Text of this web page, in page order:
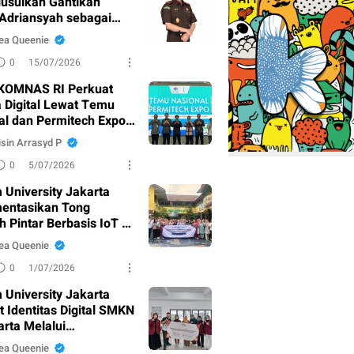
sebagai
Queenie
0 15/07/2026
RI Perkuat
Digital Lewat Temu
dan Permitech Expo
Arrasyd P
0 5/07/2026
University Jakarta
Tong
Pintar Berbasis IoT di
Al-Furqon
Queenie
0 1/07/2026
University Jakarta
Identitas Digital SMKN
Melalui
Website dan
Queenie